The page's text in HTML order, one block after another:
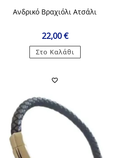
Ανδρικό Βραχιόλι Ατσάλι
22,00€
Στο Καλάθι